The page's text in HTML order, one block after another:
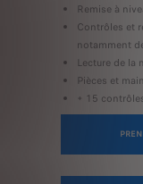
Remise à
Contrôles et
notamment
Lecture de la
Pièces et
+ 15